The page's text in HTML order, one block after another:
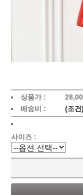
상품가 :
배송비 : (조건)
사이즈 :